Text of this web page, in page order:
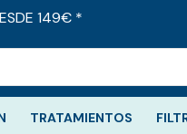
149€ *
TRATAMIENTOS